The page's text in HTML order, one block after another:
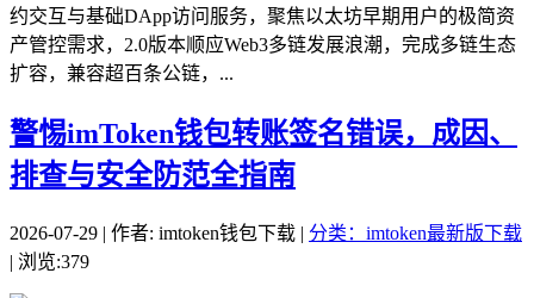
约交互与基础DApp访问服务，聚焦以太坊早期用户的极简资
产管控需求，2.0版本顺应Web3多链发展浪潮，完成多链生态
扩容，兼容超百条公链，...
警惕imToken钱包转账签名错误，成因、
排查与安全防范全指南
2026-07-29 | 作者: imtoken钱包下载 | 分类：imtoken最新版下载
| 浏览:379